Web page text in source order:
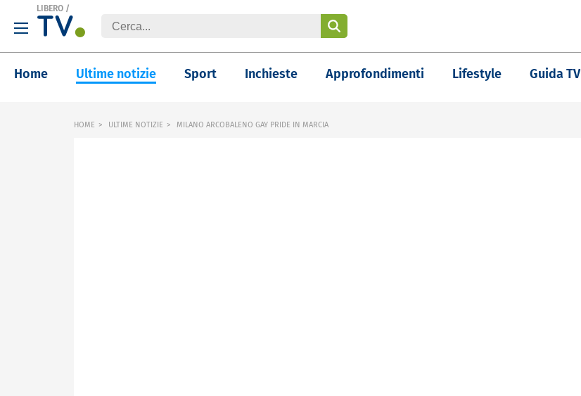
LIBERO /
Home Ultime notizie Sport Inchieste Approfondimenti Lifestyle Guida TV
HOME ULTIME NOTIZIE MILANO ARCOBALENO GAY PRIDE IN MARCIA